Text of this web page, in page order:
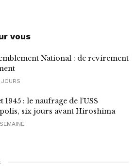
vous
National : de revirement
1945 : le naufrage de l’USS
six jours avant Hiroshima